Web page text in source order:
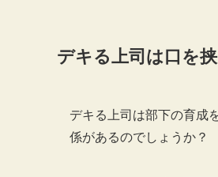
デキる上司は口を
デキる上司は部下の育成
係があるのでしょうか？